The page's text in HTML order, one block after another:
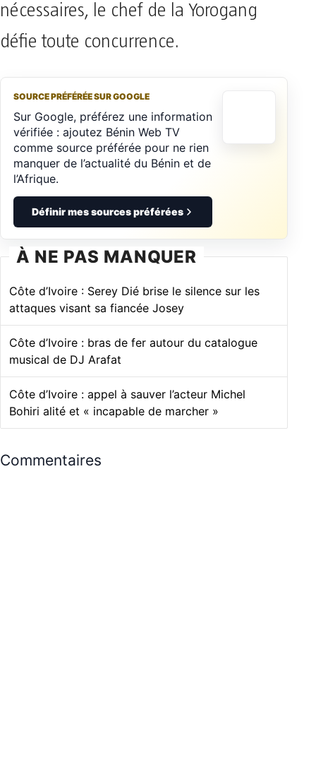
nécessaires, le chef de la Yorogang
défie toute concurrence.
SOURCE PRÉFÉRÉE SUR GOOGLE
Sur Google, préférez une information
vérifiée : ajoutez Bénin Web TV
comme source préférée pour ne rien
manquer de l’actualité du Bénin et de
l’Afrique.
Définir mes sources préférées
À NE PAS MANQUER
Côte d’Ivoire : Serey Dié brise le silence sur les
attaques visant sa fiancée Josey
Côte d’Ivoire : bras de fer autour du catalogue
musical de DJ Arafat
Côte d’Ivoire : appel à sauver l’acteur Michel
Bohiri alité et « incapable de marcher »
Commentaires